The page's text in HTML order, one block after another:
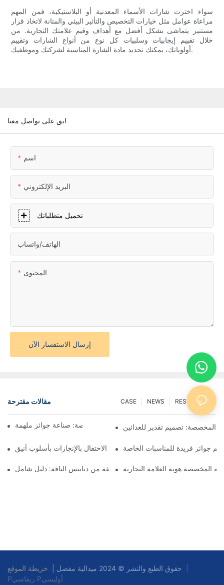
سواء اخترت شارات الأسماء المعدنية أو البلاستيكية، فمن المهم
مراعاة عوامل مثل خيارات التخصيص والتأثير البيئي والمتانة لاتخاذ قرار
مستنير يتماشى بشكل أفضل مع أهداف وقيم علامتك التجارية. من
خلال تقييم إيجابيات وسلبيات كل نوع من أنواع الشارات وتقييم
أولوياتك، يمكنك تحديد مادة الشارة المناسبة لشركتك وموظفيك.
ابق على تواصل معنا
اسم
البريد الإلكتروني
تحميل متطلباتك
الهاتف/واتساب
المحتوى
إرسال الاستفسار الآن
مقالات مقترحة RESOURCES
NEWS
CASE
فن صنع الميداليات المخصصة: صناعة جوائز ملهمةالمخصصة: تصميم تقدير للعدائين
ميداليات الجوائز المخصصة: الاحتفال بالإنجازات بأسلوب أنيق
جوائز فريدة للمناسبات الخاصة
فهم أنواع مختلفة من دبابيس الياقة: دليل شاملالمخصصة هوية العلامة التجارية
حقوق الطبع والنشر © 2024 ميدالية مفصل |
Pريفاسي Pأوليسي